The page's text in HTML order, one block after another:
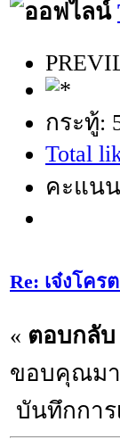
กระทู้:
Total
คะแนน
Re: เจ๋งโค
« ตอบกลับ
ขอบคุณมา
บันทึกการ